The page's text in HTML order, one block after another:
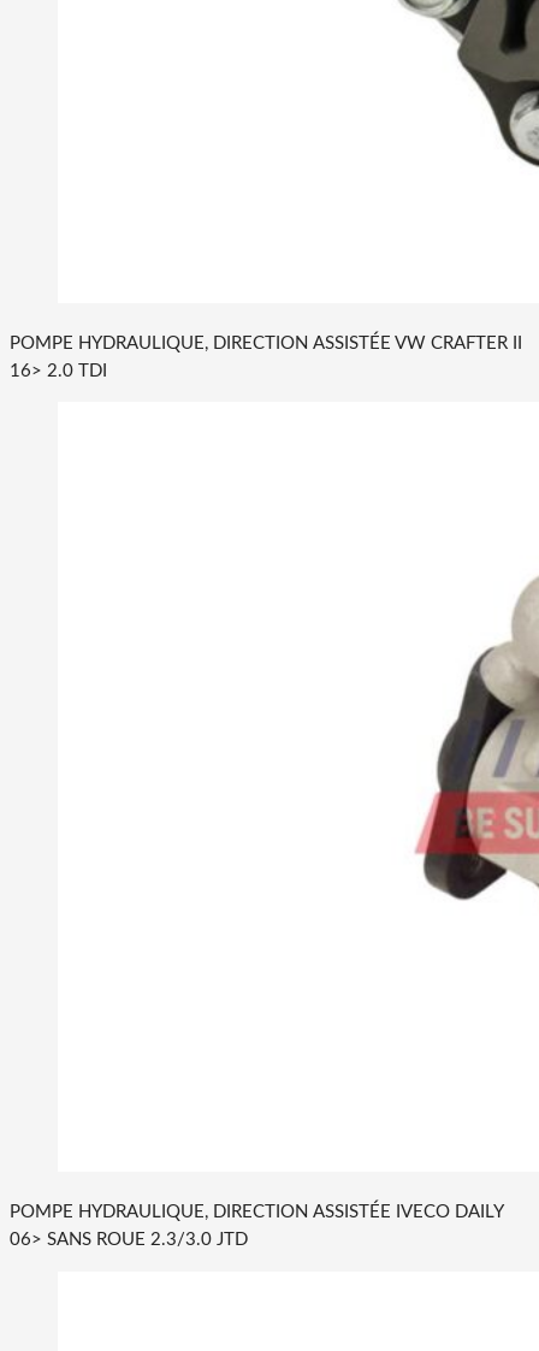
POMPE HYDRAULIQUE, DIRECTION ASSISTÉE VW CRAFTER II
16> 2.0 TDI
POMPE HYDRAULIQUE, DIRECTION ASSISTÉE IVECO DAILY
06> SANS ROUE 2.3/3.0 JTD